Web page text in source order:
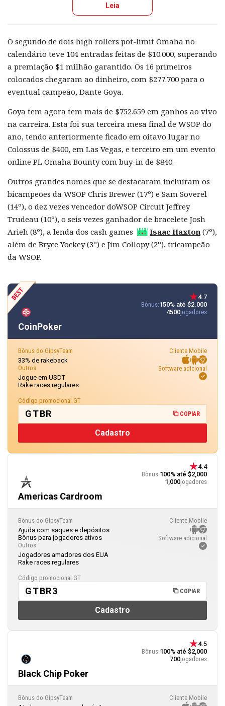
Leia
O segundo de dois high rollers pot-limit Omaha no
calendário teve 104 entradas feitas de $10.000, superando
a premiação $1 milhão garantido. Os 16 primeiros
colocados chegaram ao dinheiro, com $277.700 para o
eventual campeão, Dante Goya.
Goya tem agora tem mais de $752.659 em ganhos ao vivo
na carreira. Esta foi sua terceira mesa final de WSOP do
ano, tendo anteriormente ficado em oitavo lugar no
Colossus de $400, em Las Vegas, e terceiro em um evento
online PL Omaha Bounty com buy-in de $840.
Outros grandes nomes que se destacaram incluíram os
bicampeões da WSOP Chris Brewer (17º) e Sam Soverel
(14º), o dez vezes vencedor doWSOP Circuit Jeffrey
Trudeau (10º), o seis vezes ganhador de bracelete Josh
Arieh (8º), a lenda dos cash games
Isaac Haxton (7º),
além de Bryce Yockey (3º) e Jim Collopy (2º), tricampeão
da WSOP.
Americas Cardroom
4.4
Bônus:100% até $2,000
1,000jogadores
Bônus do GipsyTeam
Ajuda com saques e depósitos
Bônus para jogadores ativos
Outros
Jogadores amadores dos EUA
Rake races regulares
Cliente Mobile
Software adicional
Código promocional GT
GTBR3 COPIAR
Cadastro
CoinPoker
4.7
Bônus:150% até $2.000
4500jogadores
Bônus do GipsyTeam
33% de rakeback
Outros
Jogue em USDT
Rake races regulares
Cliente Mobile
Software adicional
Código promocional GT
GTBR COPIAR
Cadastro
Black Chip Poker
4.5
Bônus:100% até $2,000
700jogadores
Bônus do GipsyTeam
Cliente Mobile